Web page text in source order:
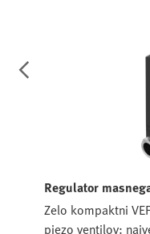
Regulator
Zelo kompaktni
piezo ventilov: